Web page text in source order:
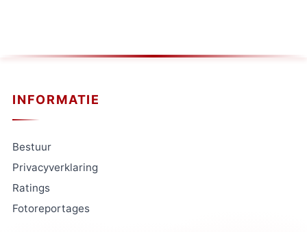
INFORMATIE
Bestuur
Privacyverklaring
Ratings
Fotoreportages